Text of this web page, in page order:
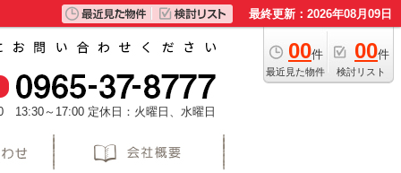
最終更新：2026年08月09日
00件
最近見た物件
00件
検討リスト
13:30～17:00 定休日：火曜日、水曜日